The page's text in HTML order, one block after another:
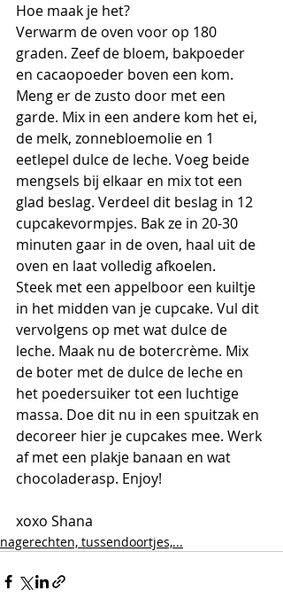
Hoe maak je het?
Verwarm de oven voor op 180
graden. Zeef de bloem, bakpoeder
en cacaopoeder boven een kom.
Meng er de zusto door met een
garde. Mix in een andere kom het ei,
de melk, zonnebloemolie en 1
eetlepel dulce de leche. Voeg beide
mengsels bij elkaar en mix tot een
glad beslag. Verdeel dit beslag in 12
cupcakevormpjes. Bak ze in 20-30
minuten gaar in de oven, haal uit de
oven en laat volledig afkoelen.
Steek met een appelboor een kuiltje
in het midden van je cupcake. Vul dit
vervolgens op met wat dulce de
leche. Maak nu de botercrème. Mix
de boter met de dulce de leche en
het poedersuiker tot een luchtige
massa. Doe dit nu in een spuitzak en
decoreer hier je cupcakes mee. Werk
af met een plakje banaan en wat
chocoladerasp. Enjoy!
xoxo Shana
nagerechten, tussendoortjes,...